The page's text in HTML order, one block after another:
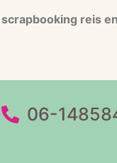
reis
06-